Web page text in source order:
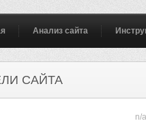
Анализ сайта
САЙТА
n/a